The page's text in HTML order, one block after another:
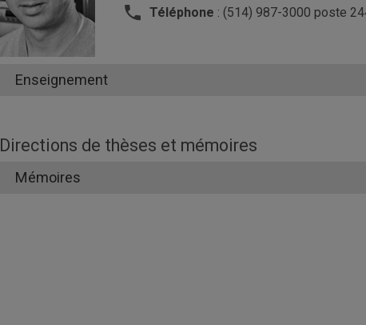
Téléphone : (514) 987-3000 poste
Enseignement
Directions de thèses et mémoires
Mémoires